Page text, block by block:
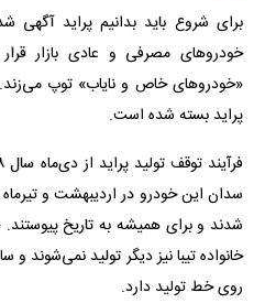
برای شروع باید بدانیم پراید آگهی
خودروهای مصرفی و عادی بازار
«خودروهای خاص و نایاب» توپ
پراید بسته شده است.
شدند و برای همیشه به تاریخ
خانواده تیبا نیز دیگر تولید نمی‌شوند و
روی خط تولید دارد.